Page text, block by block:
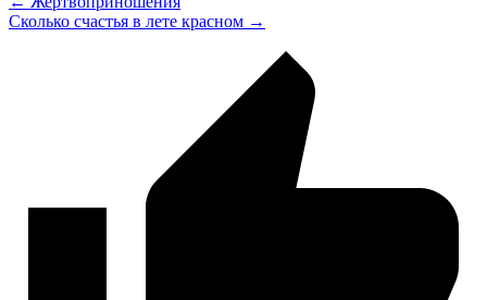
Сколько счастья в лете красном →